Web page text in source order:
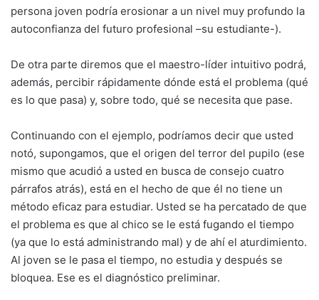
persona joven podría erosionar a un nivel muy profundo la
autoconfianza del futuro profesional –su estudiante-).
De otra parte diremos que el maestro-líder intuitivo podrá,
además, percibir rápidamente dónde está el problema (qué
es lo que pasa) y, sobre todo, qué se necesita que pase.
Continuando con el ejemplo, podríamos decir que usted
notó, supongamos, que el origen del terror del pupilo (ese
mismo que acudió a usted en busca de consejo cuatro
párrafos atrás), está en el hecho de que él no tiene un
método eficaz para estudiar. Usted se ha percatado de que
el problema es que al chico se le está fugando el tiempo
(ya que lo está administrando mal) y de ahí el aturdimiento.
Al joven se le pasa el tiempo, no estudia y después se
bloquea. Ese es el diagnóstico preliminar.